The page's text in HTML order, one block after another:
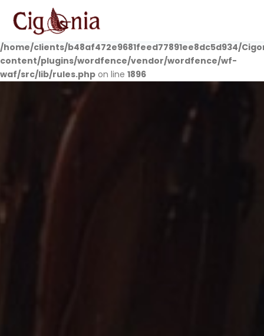
Deprecated: preg_replace(): Passing null to parameter #3
($subject) of type array|string is deprecated in
/home/clients/b48af472e9681feed77891ee8dc5d934/
content/plugins/wordfence/vendor/wordfence/wf-
waf/src/lib/rules.php on line 1896